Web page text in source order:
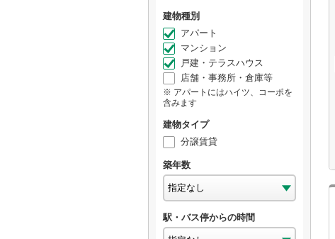
建物種別
アパート
マンション
戸建・テラスハウス
店舗・事務所・倉庫等
アパートにはハイツ、コーポを
含みます
建物タイプ
分譲賃貸
築年数
駅・バス停からの時間